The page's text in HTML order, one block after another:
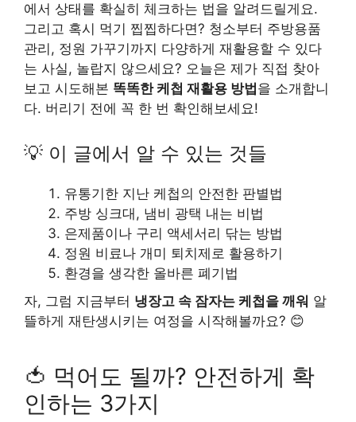
에서 상태를 확실히 체크하는 법을 알려드릴게요.
그리고 혹시 먹기 찝찝하다면? 청소부터 주방용품
관리, 정원 가꾸기까지 다양하게 재활용할 수 있다
는 사실, 놀랍지 않으세요? 오늘은 제가 직접 찾아
보고 시도해본 똑똑한 케첩 재활용 방법 을 소개합니
다. 버리기 전에 꼭 한 번 확인해보세요!
💡 이 글에서 알 수 있는 것들
유통기한 지난 케첩의 안전한 판별법
주방 싱크대, 냄비 광택 내는 비법
은제품이나 구리 액세서리 닦는 방법
정원 비료나 개미 퇴치제로 활용하기
환경을 생각한 올바른 폐기법
자, 그럼 지금부터 냉장고 속 잠자는 케첩을 깨워 알
뜰하게 재탄생시키는 여정을 시작해볼까요? 😊
🍅 먹어도 될까? 안전하게 확
인하는 3가지